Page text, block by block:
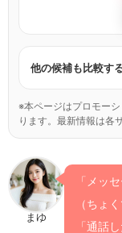
他の候補も比較す
※本ページはプロモー
ります。最新情報は各
まゆ
「メッ
（ちょ
「通話